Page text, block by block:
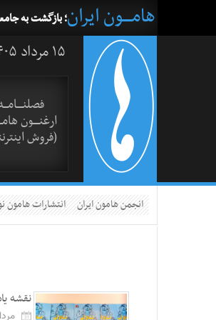
هامــــون ایران؛ بازگشت به
۱۵ مرداد ۱۴۰۵
ارغنــــون
(فروش
انجمن هامون ایران انتشارات هامون
نقشه
مرداد